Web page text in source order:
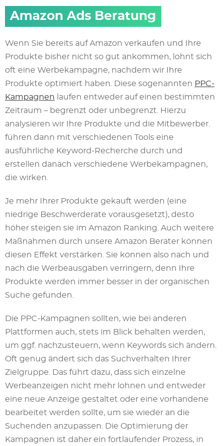
Amazon Ads Beratung
Wenn Sie bereits auf Amazon verkaufen und Ihre
Produkte bisher nicht so gut ankommen, lohnt sich
oft eine Werbekampagne, nachdem wir Ihre
Produkte optimiert haben. Diese sogenannten PPC-
Kampagnen laufen entweder auf einen bestimmten
Zeitraum – begrenzt oder unbegrenzt. Hierzu
analysieren wir Ihre Produkte und die Mitbewerber.
führen dann mit verschiedenen Tools eine
ausführliche Keyword-Recherche durch und
erstellen danach verschiedene Werbekampagnen,
die wirken.
Je mehr Ihrer Produkte gekauft werden (eine
niedrige Beschwerderate vorausgesetzt), desto
höher steigen sie im Amazon Ranking. Auch weitere
Maßnahmen durch unsere Amazon Berater können
diesen Effekt verstärken. Sie können also nach und
nach die Werbeausgaben verringern, denn Ihre
Produkte werden immer besser in der organischen
Suche gefunden.
Die PPC-Kampagnen sollten, wie bei anderen
Plattformen auch, stets im Blick behalten werden,
um ggf. nachzusteuern, wenn Keywords sich ändern.
Oft genug ändert sich das Suchverhalten Ihrer
Zielgruppe. Das führt dazu, dass sich einzelne
Werbeanzeigen nicht mehr lohnen und entweder
eine neue Anzeige gestaltet oder eine vorhandene
bearbeitet werden sollte, um sie wieder an die
Suchenden anzupassen. Die Optimierung der
Kampagnen ist daher ein fortlaufender Prozess, in